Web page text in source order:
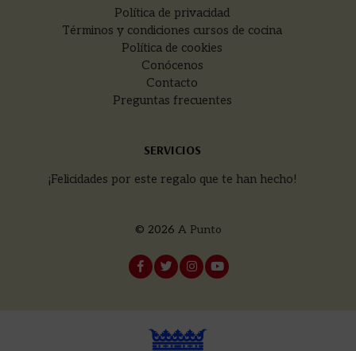
Política de privacidad
Términos y condiciones cursos de cocina
Política de cookies
Conócenos
Contacto
Preguntas frecuentes
SERVICIOS
¡Felicidades por este regalo que te han hecho!
© 2026 A Punto